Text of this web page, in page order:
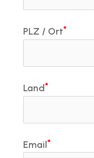
PLZ / Ort
Land
Email